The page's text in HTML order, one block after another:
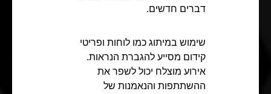
דברים חדשים.
שימוש במיתוג כמו לוחות ופריטי
קידום מסייע להגברת הנראות.
אירוע מוצלח יכול לשפר את
ההשתתפות והנאמנות של